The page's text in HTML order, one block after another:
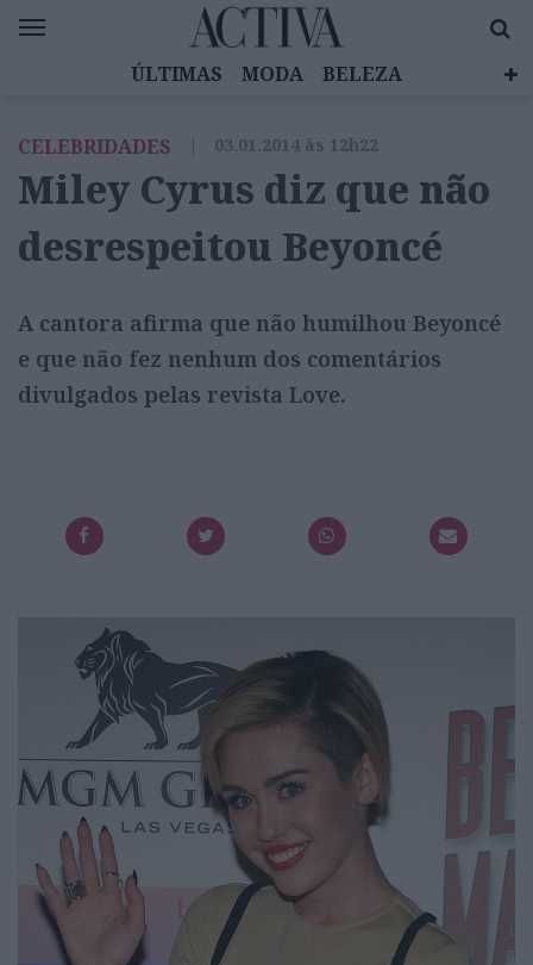
ÚLTIMAS MODA
BELEZA
EMOÇÕES
MULHERES INSPIRADORAS
DIZ QUEM SABE
ACTIVA BRAND STUDIO
CELEBRIDADES | 03.01.2014 às 12h22
Miley Cyrus diz que não
desrespeitou Beyoncé
A cantora afirma que não humilhou Beyoncé
e que não fez nenhum dos comentários
divulgados pelas revista Love.